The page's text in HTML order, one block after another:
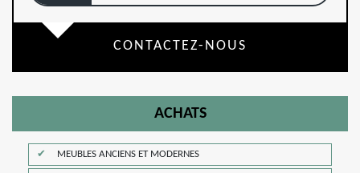
CONTACTEZ-NOUS
ACHATS
MEUBLES ANCIENS ET MODERNES